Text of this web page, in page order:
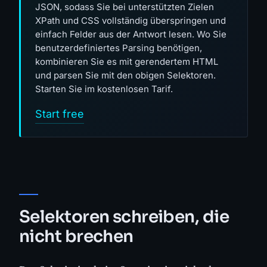
JSON, sodass Sie bei unterstützten Zielen
XPath und CSS vollständig überspringen und
einfach Felder aus der Antwort lesen. Wo Sie
benutzerdefiniertes Parsing benötigen,
kombinieren Sie es mit gerendertem HTML
und parsen Sie mit den obigen Selektoren.
Starten Sie im kostenlosen Tarif.
Start free
Selektoren schreiben, die
nicht brechen